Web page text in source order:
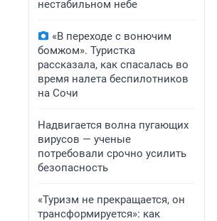
нестабильном небе
«В переходе с вонючим
бомжом». Туристка
рассказала, как спасалась во
время налета беспилотников
на Сочи
Надвигается волна пугающих
вирусов — ученые
потребовали срочно усилить
безопасность
«Туризм не прекращается, он
трансформируется»: как